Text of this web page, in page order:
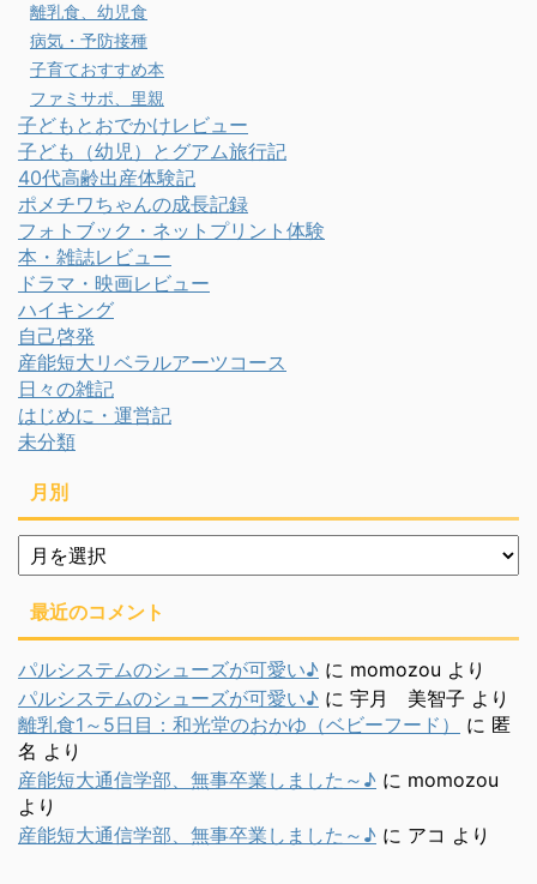
離乳食、幼児食
病気・予防接種
子育ておすすめ本
ファミサポ、里親
子どもとおでかけレビュー
子ども（幼児）とグアム旅行記
40代高齢出産体験記
ポメチワちゃんの成長記録
フォトブック・ネットプリント体験
本・雑誌レビュー
ドラマ・映画レビュー
ハイキング
自己啓発
産能短大リベラルアーツコース
日々の雑記
はじめに・運営記
未分類
月別
月
別
最近のコメント
パルシステムのシューズが可愛い♪ に momozou より
パルシステムのシューズが可愛い♪ に 宇月 美智子 より
離乳食1～5日目：和光堂のおかゆ（ベビーフード）
に 匿
名 より
産能短大通信学部、無事卒業しました～♪ に momozou
より
産能短大通信学部、無事卒業しました～♪ に アコ より